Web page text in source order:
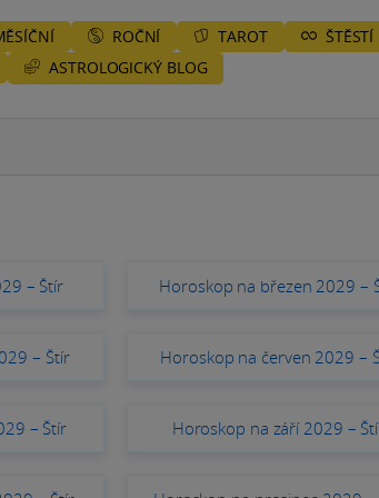
ROČNÍ TAROT
ŠTĚSTÍ
ASTROLOGICKÝ BLOG
– Štír Horoskop na březen 2029 –
– Štír Horoskop na červen 2029 –
– Štír Horoskop na září 2029 –